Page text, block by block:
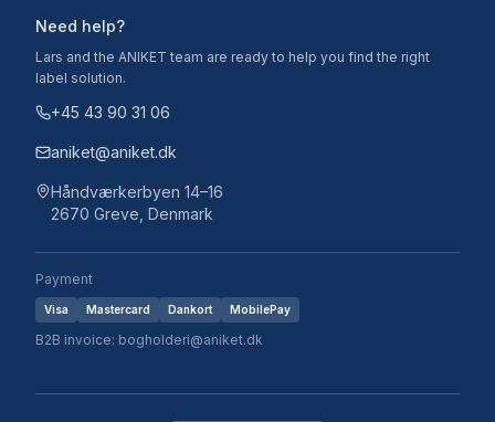
Need help?
Lars and the ANIKET team are ready to help you find the right
label solution.
+45 43 90 31 06
aniket@aniket.dk
Håndværkerbyen 14–16
2670 Greve, Denmark
Payment
Visa Mastercard Dankort MobilePay
B2B invoice: bogholderi@aniket.dk